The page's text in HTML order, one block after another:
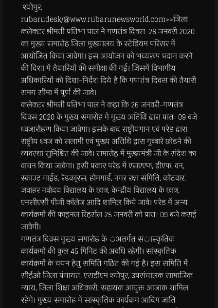
श्योपुर,
rubarudesk/@www.rubarunewsworld.com>>जिला
कलेक्टर श्रीमती प्रतिभा पाल ने गणतंत्र दिवस-26 जनवरी 2020
का मुख्य समारोह जिला मुख्यालय के स्टेडियम परिसर में
आयोजित किया जावेगा। इस आयोजन को भव्यरूप प्रदान करने
की दिशा में तैयारियों की समीक्षा की गई। जिसमें विभागीय
अधिकारियों को दिशा-निर्देश दिये है कि गणतंत्र दिवस की तैयारी
समय सीमा में पूर्ण की जावे।
कलेक्टर श्रीमती प्रतिभा पाल ने कहा कि 26 जनवरी-गणतंत्र
दिवस 2020 के मुख्य समारोह में मुख्य अतिथि द्वारा प्रातः 09 बजे
ध्वजारोहण किया जावेगा। इसके बाद राष्ट्रीयगान एवं परेड द्वारा
राष्ट्रीय ध्वज को सलामी एवं मुख्य अतिथि द्वारा गुब्बारे छोडने की
व्यवस्था सुनिश्चित की जावे। समारोह में मुख्यमंत्री जी के संदेश का
वाचन किया जावेगा। इसी प्रकार परेड में एसएएफ, डीएफ, वन,
स्काउट गाईड, रेडका्रस, होमगार्ड, नगर रक्षा समिति, कोटवार,
जवाहर नवोदय विद्यालय के छात्र, केन्द्रीय विद्यालय के छात्र,
एनसीएसी पीजी काॅलेज आदि शामिल किये जावे। परेड में अन्य
कार्यक्रमों की फाइनल रिहर्सल 25 जनवरी को प्रातः 09 बजे कराई
जावेगी।
गणतंत्र दिवस मुख्य समारोह के ंअतर्गत संास्कृतिक
कार्यक्रमों की कुल 45 मिनिट की अवधि रहेगी। सांस्कृतिक
कार्यक्रमों के चयन हेतु समिति गठित की गई है। इस समिति में
सीईओ जिला पंचायत, एसडीएम श्योपुर, उपसंचालक सामाजिक
न्याय, जिला शिक्षा अधिकारी, सहायक आयुक्त आजाक शामिल
रहेगे। मुख्य समारोह में सांस्कृतिक कार्यक्रम आदिम जाति